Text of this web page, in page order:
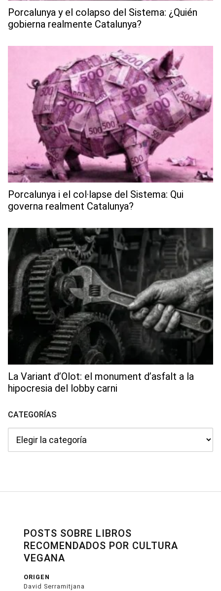
Porcalunya y el colapso del Sistema: ¿Quién
gobierna realmente Catalunya?
Porcalunya i el col·lapse del Sistema: Qui
governa realment Catalunya?
La Variant d’Olot: el monument d’asfalt a la
hipocresia del lobby carni
CATEGORÍAS
POSTS SOBRE LIBROS
RECOMENDADOS POR CULTURA
VEGANA
ORIGEN
David Serramitjana